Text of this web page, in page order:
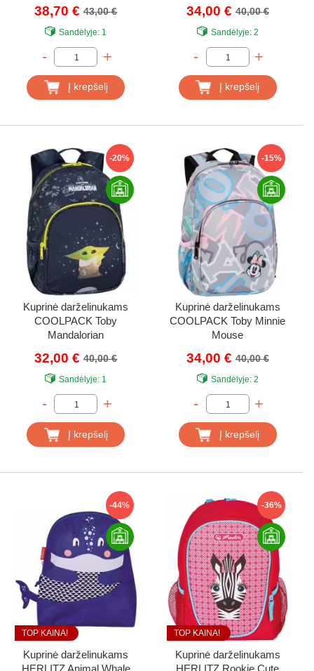
38,70 €43,00 €
Sandėlyje: 1
- +
Į krepšelį
34,00 €40,00 €
Sandėlyje:2
- +
Į krepšelį
-20%
Kuprinė darželinukams
COOLPACK Toby
Mandalorian
32,00 €40,00 €
Sandėlyje: 1
- +
Į krepšelį
-15%
Kuprinė darželinukams
COOLPACK Toby Minnie
Mouse
34,00 €40,00 €
Sandėlyje:2
- +
Į krepšelį
-44%
TOP KAINA!
Kuprinė darželinukams
-36%
TOP KAINA!
Kuprinė darželinukams